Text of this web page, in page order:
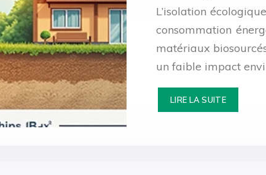
L’isolation
consommation
matériaux
un faible impact
LIRE LA SUITE